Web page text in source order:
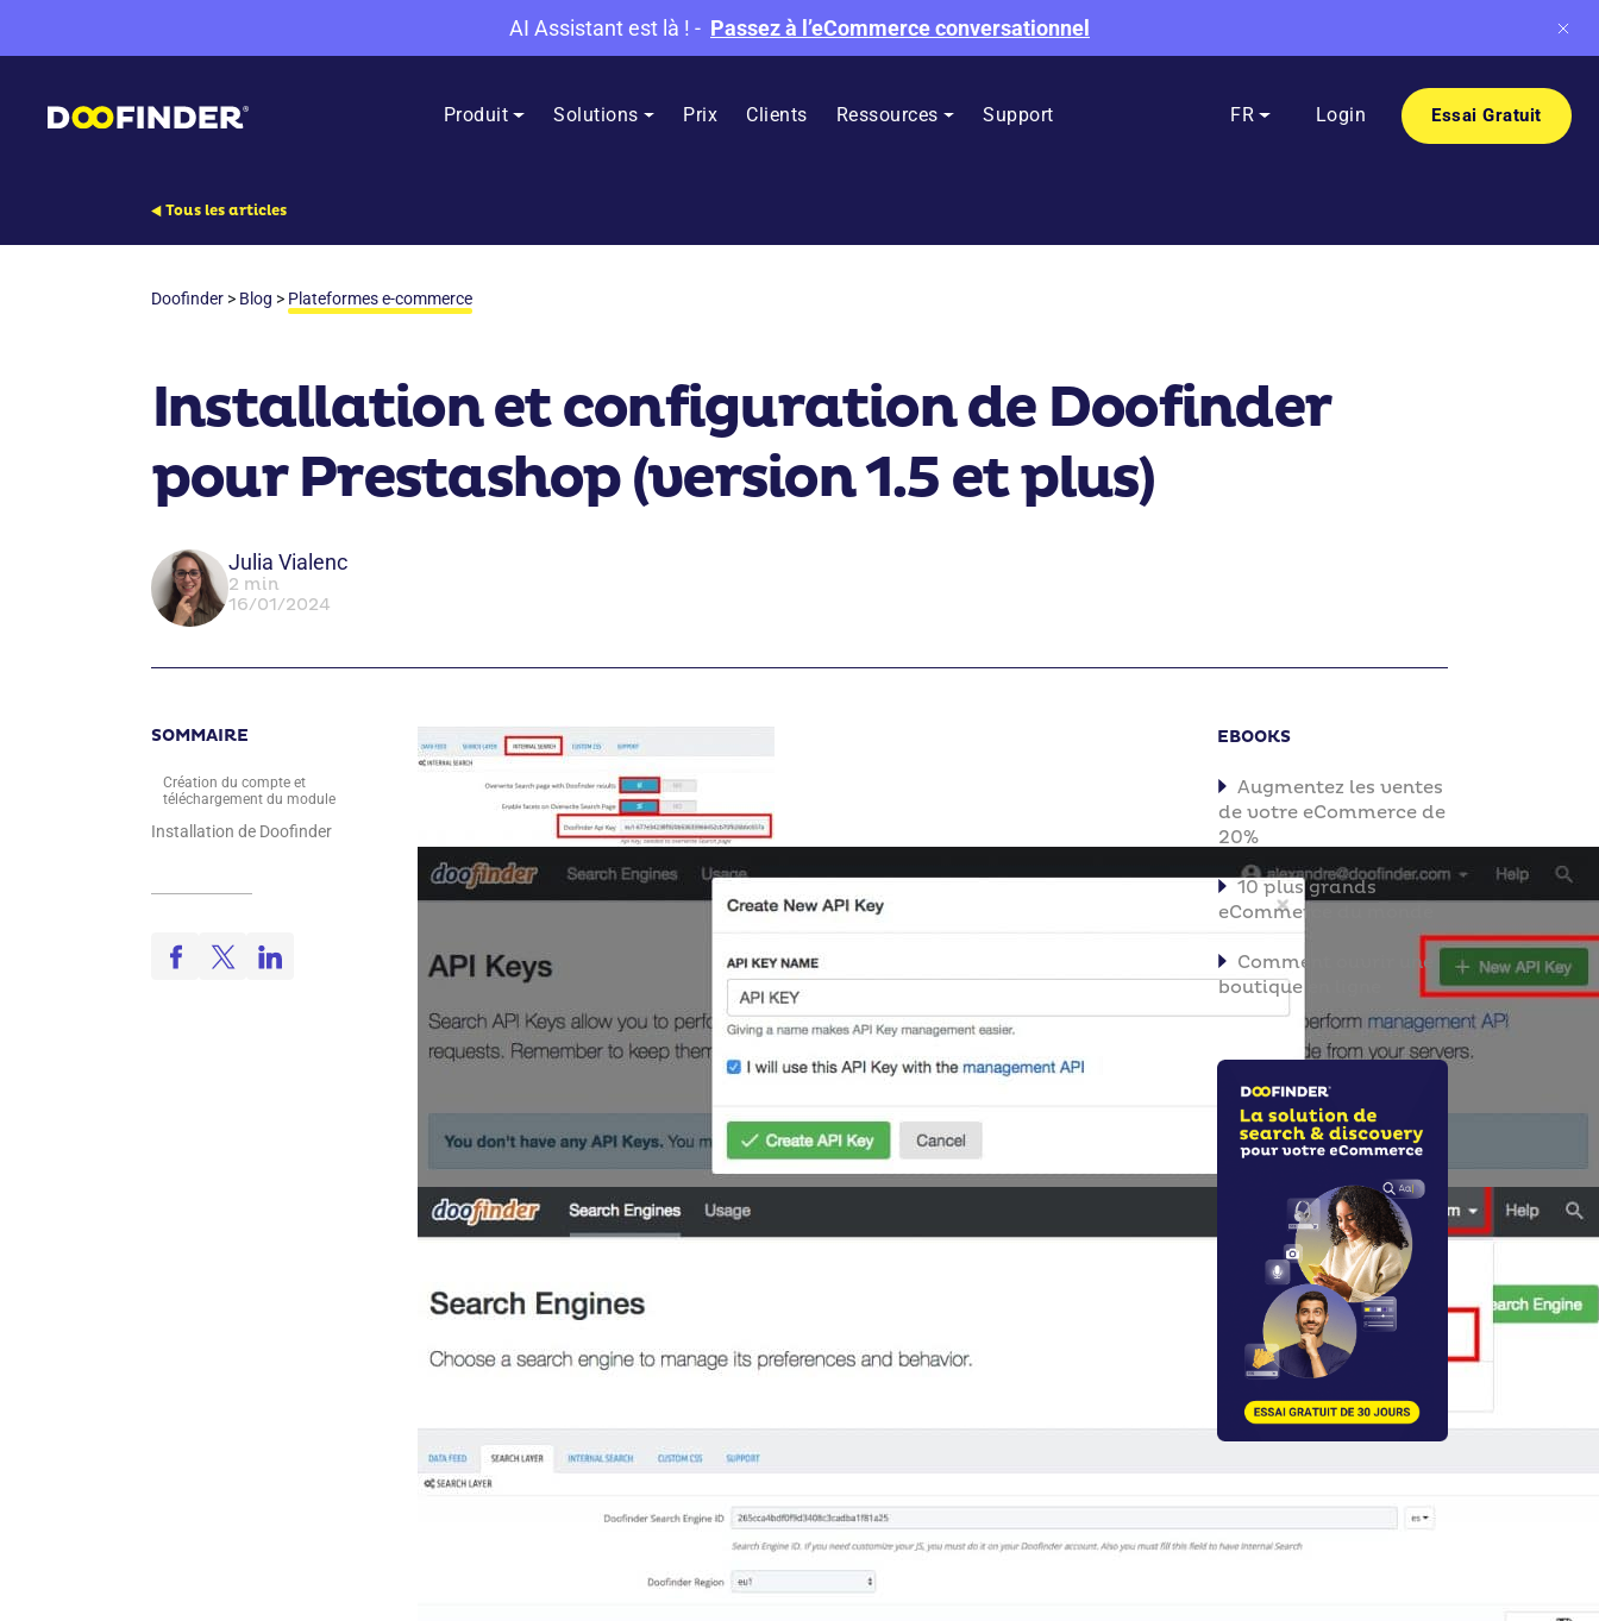
AI Assistant est là ! - Passez à l’eCommerce conversationnel
Produit Solutions Prix Clients Ressources Support FR Login Essai Gratuit
Tous les articles
Doofinder > Blog > Plateformes e-commerce
Installation et configuration de Doofinder
pour Prestashop (version 1.5 et plus)
Julia Vialenc
2 min
16/01/2024
SOMMAIRE
Création du compte et
téléchargement du module
Installation de Doofinder
EBOOKS
Augmentez les ventes
de votre eCommerce de
20%
10 plus grands
eCommerce du monde
Comment ouvrir une
boutique en ligne